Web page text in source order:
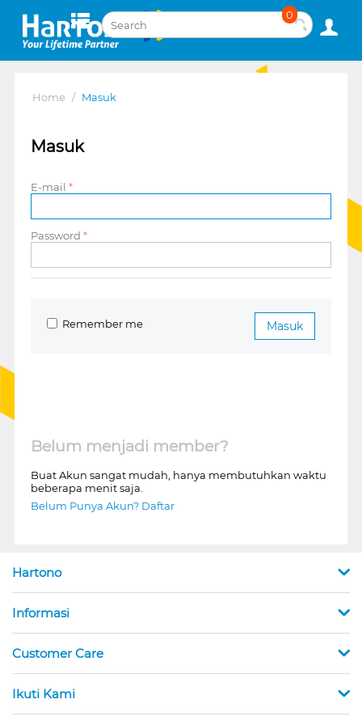
0
Home / Masuk
Masuk
E-mail
Password
Masuk
Remember me
Belum menjadi member?
Buat Akun sangat mudah, hanya membutuhkan waktu
beberapa menit saja.
Belum Punya Akun? Daftar
Hartono
Informasi
Customer Care
Ikuti Kami